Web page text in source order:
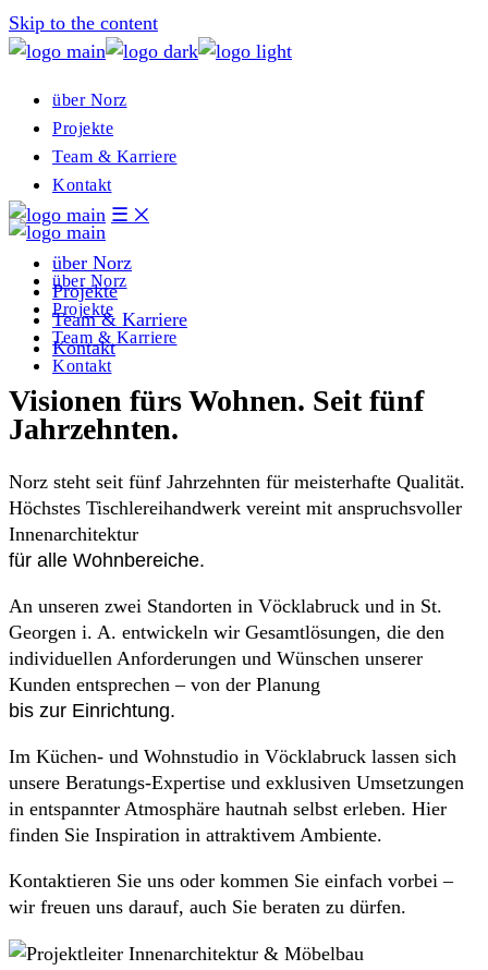
Skip to the content
über Norz
Projekte
Team & Karriere
Kontakt
über Norz
Projekte
Team & Karriere
Kontakt
☰ ྾
über Norz
Projekte
Team & Karriere
Kontakt
Visionen fürs Wohnen. Seit fünf
Jahrzehnten.
Norz steht seit fünf Jahrzehnten für meisterhafte Qualität.
Höchstes Tischlereihandwerk vereint mit anspruchsvoller
Innenarchitektur
für alle Wohnbereiche.
An unseren zwei Standorten in Vöcklabruck und in St.
Georgen i. A. entwickeln wir Gesamtlösungen, die den
individuellen Anforderungen und Wünschen unserer
Kunden entsprechen – von der Planung
bis zur Einrichtung.
Im Küchen- und Wohnstudio in Vöcklabruck lassen sich
unsere Beratungs-Expertise und exklusiven Umsetzungen
in entspannter Atmosphäre hautnah selbst erleben. Hier
finden Sie Inspiration in attraktivem Ambiente.
Kontaktieren Sie uns oder kommen Sie einfach vorbei –
wir freuen uns darauf, auch Sie beraten zu dürfen.